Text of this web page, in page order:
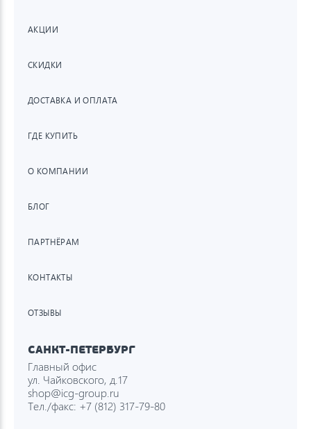
АКЦИИ
СКИДКИ
ДОСТАВКА И ОПЛАТА
ГДЕ КУПИТЬ
О КОМПАНИИ
БЛОГ
ПАРТНЁРАМ
КОНТАКТЫ
ОТЗЫВЫ
САНКТ-ПЕТЕРБУРГ
Главный офис
ул. Чайковского, д.17
shop@icg-group.ru
Тел./факс: +7 (812) 317-79-80